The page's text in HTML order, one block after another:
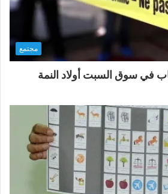
مجتمع
في سوق السبت أولاد النمة